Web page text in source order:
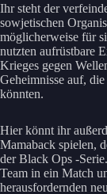
Ihr steht der
sowjetischen
möglicherweise für
nutzten aufrüstbare
Krieges gegen
Geheimnisse auf,
könnten.
Hier könnt ihr
Mamaback spielen,
der Black Ops -
Team in ein Match
herausfordernden